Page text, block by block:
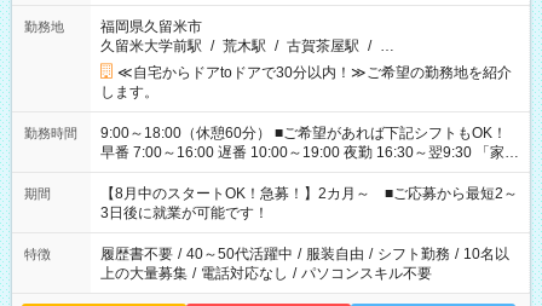
勤務地
福岡県久留米市
久留米大学前駅 / 荒木駅 / 古賀茶屋駅 / …
≪自宅からドアtoドアで30分以内！≫ご希望の勤務地を紹介
します。
勤務時間
9:00～18:00（休憩60分） ■ご希望があれば下記シフトもOK！
早番 7:00～16:00 遅番 10:00～19:00 夜勤 16:30～翌9:30 「家族
と休みを合わせたい」 「余裕を持って夕飯の準備がしたい」
「できれば残業はしたくない」 など、ご希望を教えてください
ね。 ※Wワーク希望の方へ 今ご覧のお仕事で希望する勤務時間
と、もう1つのお仕事の勤務時間。 合計で週40時間を超える場
合は応募できません。
期間
【8月中のスタートOK！急募！】2カ月～ ■ご応募から最短2～
3日後に就業が可能です！
特徴 履歴書不要 / 40～50代活躍中 / 服装自由 / シフト勤務 / 10名以
上の大量募集 / 電話対応なし / パソコンスキル不要